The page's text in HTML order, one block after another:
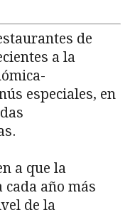
de
a la
especiales, en
a que la
cada año más
de la